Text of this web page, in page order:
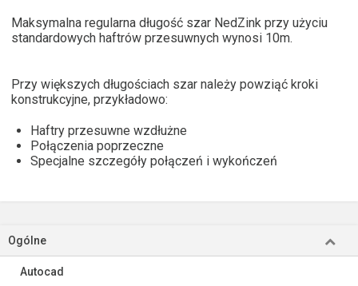
Maksymalna regularna długość szar NedZink przy użyciu
standardowych haftrów przesuwnych wynosi 10m.
Przy większych długościach szar należy powziąć kroki
konstrukcyjne, przykładowo:
Haftry przesuwne wzdłużne
Połączenia poprzeczne
Specjalne szczegóły połączeń i wykończeń
Ogólne
Autocad